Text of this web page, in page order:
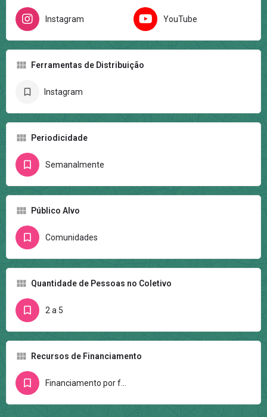
Instagram YouTube
Ferramentas de Distribuição
Instagram
Periodicidade
Semanalmente
Público Alvo
Comunidades
Quantidade de Pessoas no Coletivo
2 a 5
Recursos de Financiamento
Financiamento por fundações e/ou entidades